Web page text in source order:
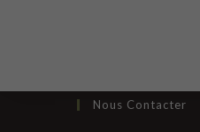
Nous Contacter